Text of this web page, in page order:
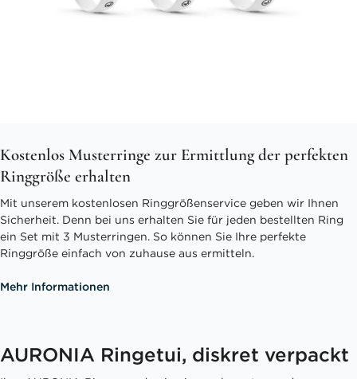
Kostenlos Musterringe zur Ermittlung der perfekten
Ringgröße erhalten
Mit unserem kostenlosen Ringgrößenservice geben wir Ihnen
Sicherheit. Denn bei uns erhalten Sie für jeden bestellten Ring
ein Set mit 3 Musterringen. So können Sie Ihre perfekte
Ringgröße einfach von zuhause aus ermitteln.
Mehr Informationen
AURONIA Ringetui, diskret verpackt